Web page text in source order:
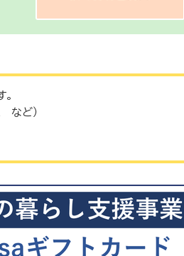
など）